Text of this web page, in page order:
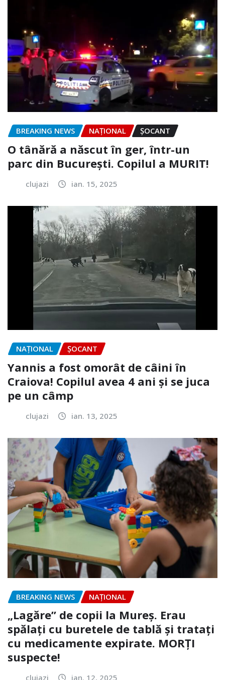
BREAKING NEWS NAŢIONAL ȘOCANT
O tânără a născut în ger, într-un
parc din București. Copilul a MURIT!
clujazi ian. 15, 2025
NAŢIONAL ȘOCANT
Yannis a fost omorât de câini în
Craiova! Copilul avea 4 ani și se juca
pe un câmp
clujazi ian. 13, 2025
BREAKING NEWS NAŢIONAL
„Lagăre” de copii la Mureș. Erau
spălați cu buretele de tablă și tratați
cu medicamente expirate. MORȚI
suspecte!
clujazi ian. 12, 2025